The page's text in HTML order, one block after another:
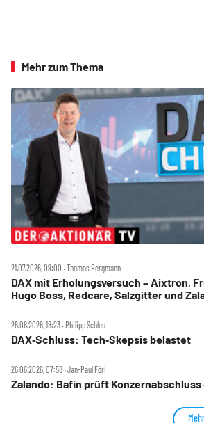
Mehr zum Thema
21.07.2026, 09:00 ‧ Thomas Bergmann
DAX mit Erholungsversuch – Aixtron,
Hugo Boss, Redcare, Salzgitter und
26.06.2026, 18:23 ‧ Philipp Schleu
DAX‑Schluss: Tech‑Skepsis belastet
26.06.2026, 07:58 ‧ Jan-Paul Fóri
Zalando: Bafin prüft